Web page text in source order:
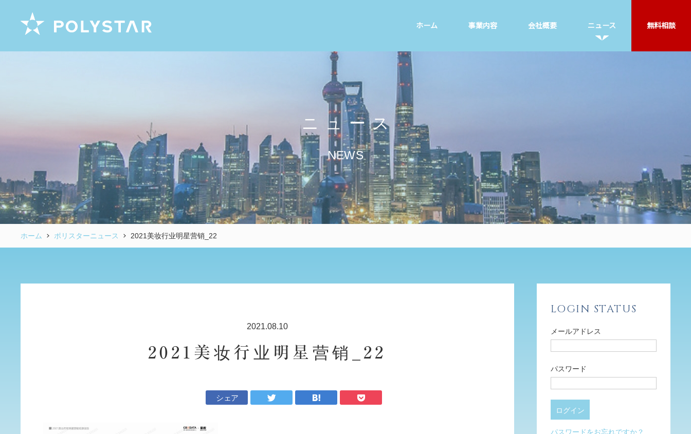
ホーム 事業内容 会社概要 ニュース 無料相談
ニュース
NEWS
ホーム ポリスターニュース 2021美妆行业明星营销_22
2021.08.10
2021美妆行业明星营销_22
シェア
LOGIN STATUS
メールアドレス
パスワード
パスワードをお忘れですか？